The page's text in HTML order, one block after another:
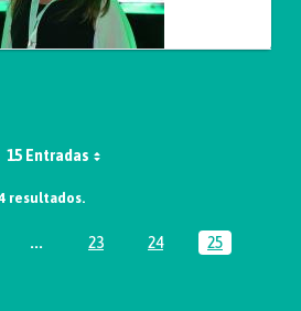
15 Entradas
resultados.
...Páginas intermediárias Usar ABA
Página
23 Página
24 Página
25